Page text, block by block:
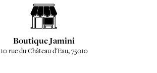
Boutique Jamini
10 rue du Château d'Eau, 75010